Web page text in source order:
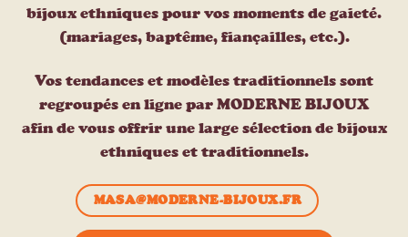
bijoux ethniques pour vos moments de gaieté.
(mariages, baptême, fiançailles, etc.).
Vos tendances et modèles traditionnels sont
regroupés en ligne par MODERNE BIJOUX
afin de vous offrir une large sélection de bijoux
ethniques et traditionnels.
MASA@MODERNE-BIJOUX.FR